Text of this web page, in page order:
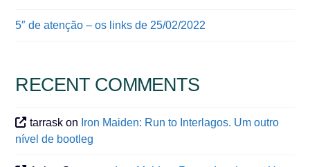
5″ de atenção – os links de 25/02/2022
RECENT COMMENTS
tarrask on Iron Maiden: Run to Interlagos. Um outro
nível de bootleg